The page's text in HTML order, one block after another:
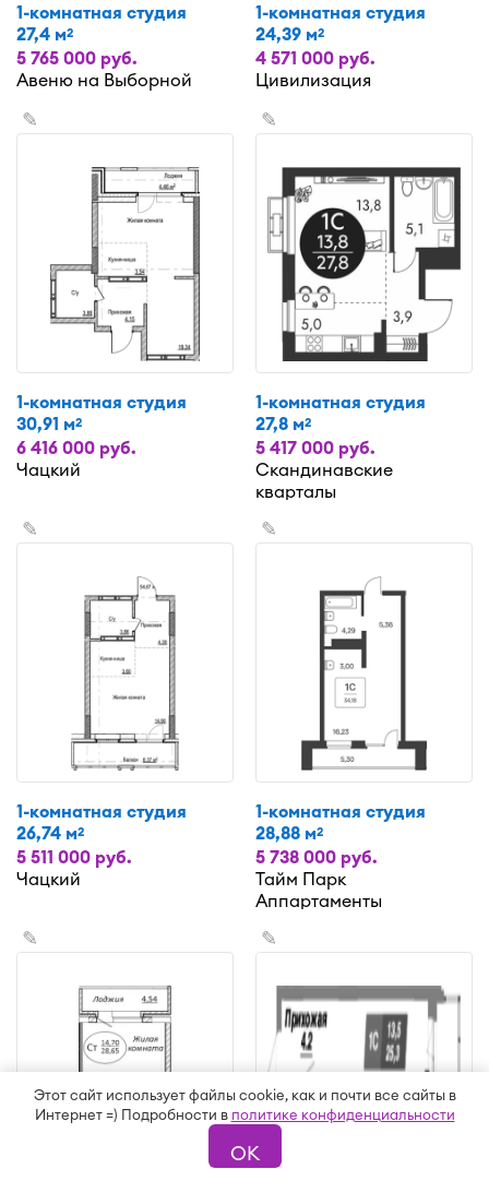
Этот сайт использует файлы cookie, как и почти все сайты в
Интернет =) Подробности в политике конфиденциальности
ОК
1-комнатная студия
27,4 м2
5 765 000 руб.
Авеню на Выборной
1-комнатная студия
24,39 м2
4 571 000 руб.
Цивилизация
✎
1-комнатная студия
30,91 м2
6 416 000 руб.
Чацкий
✎
1-комнатная студия
27,8 м2
5 417 000 руб.
Скандинавские
кварталы
✎
1-комнатная студия
26,74 м2
5 511 000 руб.
Чацкий
✎
1-комнатная студия
28,88 м2
5 738 000 руб.
Тайм Парк
Аппартаменты
✎ ✎